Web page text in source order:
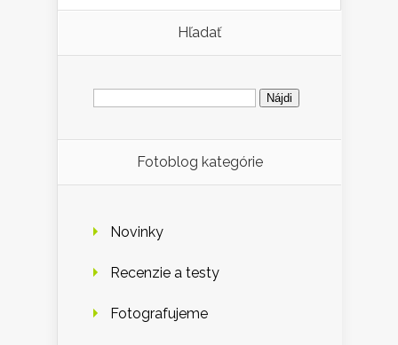
Hľadať
Hľadať:
Fotoblog kategórie
Novinky
Recenzie a testy
Fotografujeme